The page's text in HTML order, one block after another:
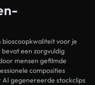
voor je
een zorgvuldig
mensen gefilmde
composities
gegenereerde stockclips